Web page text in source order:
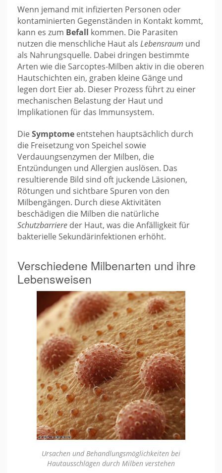
Wenn jemand mit infizierten Personen oder
kontaminierten Gegenständen in Kontakt kommt,
kann es zum Befall kommen. Die Parasiten
nutzen die menschliche Haut als Lebensraum und
als Nahrungsquelle. Dabei dringen bestimmte
Arten wie die Sarcoptes-Milben aktiv in die oberen
Hautschichten ein, graben kleine Gänge und
legen dort Eier ab. Dieser Prozess führt zu einer
mechanischen Belastung der Haut und
Implikationen für das Immunsystem.
DieSymptome entstehen hauptsächlich durch
die Freisetzung von Speichel sowie
Verdauungsenzymen der Milben, die
Entzündungen und Allergien auslösen. Das
resultierende Bild sind oft juckende Läsionen,
Rötungen und sichtbare Spuren von den
Milbengängen. Durch diese Aktivitäten
beschädigen die Milben die natürliche
Schutzbarriere der Haut, was die Anfälligkeit für
bakterielle Sekundärinfektionen erhöht.
Verschiedene Milbenarten und ihre
Lebensweisen
Ursachen und Behandlungsmöglichkeiten bei
Hautausschlägen durch Milben verstehen